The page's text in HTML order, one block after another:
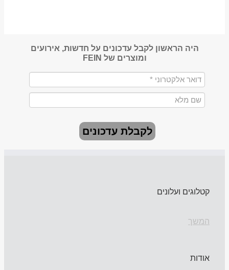
היה הראשון לקבל עדכונים על חדשות, אירועים
ומוצרים של FEIN
לקבלת עדכונים
קטלוגים ועלונים
המשך
אודות